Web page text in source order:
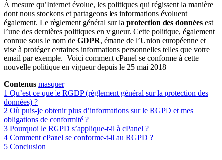
À mesure qu’Internet évolue, les politiques qui régissent la manière
dont nous stockons et partageons les informations évoluent
également. Le règlement général sur la protection des données est
l’une des dernières politiques en vigueur. Cette politique, également
connue sous le nom de GDPR, émane de l’Union européenne et
vise à protéger certaines informations personnelles telles que votre
email par exemple. Voici comment cPanel se conforme à cette
nouvelle politique en vigueur depuis le 25 mai 2018.
Contenus masquer
1 Qu’est ce que le RGDP (règlement général sur la protection des
données) ?
2 Où puis-je obtenir plus d’informations sur le RGPD et mes
obligations de conformité ?
3 Pourquoi le RGPD s’applique-t-il à cPanel ?
4 Comment cPanel se conforme-t-il au RGPD ?
5 Conclusion